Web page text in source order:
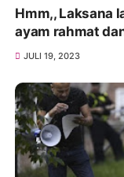
Hmm,, Laksana
ayam rahmat
JULI 19, 2023